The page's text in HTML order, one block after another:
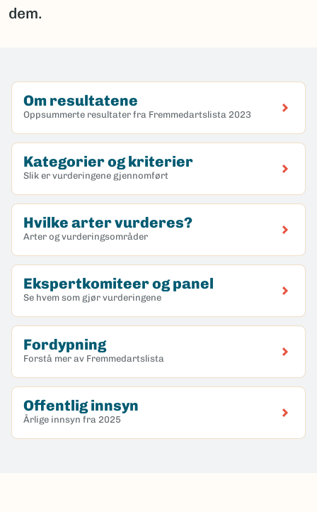
dem.
Om resultatene
Oppsummerte resultater fra Fremmedartslista 2023
Kategorier og kriterier
Slik er vurderingene gjennomført
Hvilke arter vurderes?
Arter og vurderingsområder
Ekspertkomiteer og panel
Se hvem som gjør vurderingene
Fordypning
Forstå mer av Fremmedartslista
Offentlig innsyn
Årlige innsyn fra 2025